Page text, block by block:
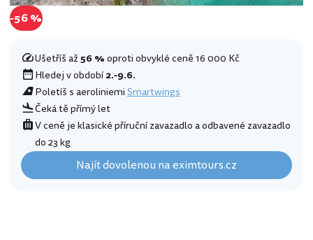
-56 %
Ušetříš až56 %oproti obvyklé ceně 16 000 Kč
Hledej v období2.-9.6.
Poletíš s aeroliniemiSmartwings
Čeká tě přímý let
V ceně je klasické příruční zavazadlo a odbavené zavazadlo
do 23 kg
Najít dovolenou na eximtours.cz